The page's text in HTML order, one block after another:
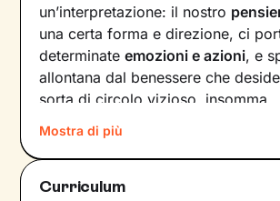
un’interpretazione: il nostro
una certa forma e direzione, ci
determinateemozioni e azioni, e
allontana dal benessere che
sorta di circolo vizioso, insomma.
Si può interrompere questo circuito,
innescando uncambiamento che
maggiore serenità
Mostra di più
Curriculum